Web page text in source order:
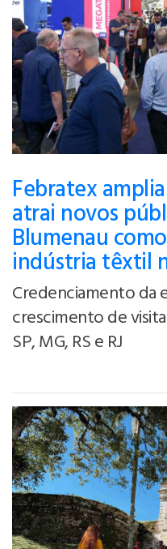
Febratex
atrai novos
Blumenau
indústria têxtil
Credenciamento da
crescimento de
SP, MG, RS e RJ